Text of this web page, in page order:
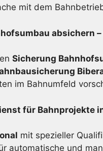
mit dem
absichern
Sicherung
im Bahnumfeld
für Bahnprojekte
mit spezieller
automatische und